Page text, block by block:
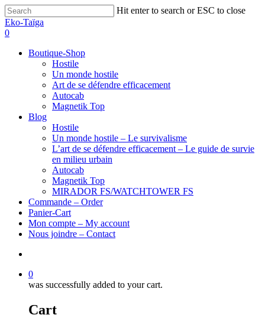
Hit enter to search or ESC to close
Eko-Taïga
0
Boutique-Shop
Hostile
Un monde hostile
Art de se défendre efficacement
Autocab
Magnetik Top
Blog
Hostile
Un monde hostile – Le survivalisme
L’art de se défendre efficacement – Le guide de survie
en milieu urbain
Autocab
Magnetik Top
MIRADOR FS/WATCHTOWER FS
Commande – Order
Panier-Cart
Mon compte – My account
Nous joindre – Contact
0
was successfully added to your cart.
Cart